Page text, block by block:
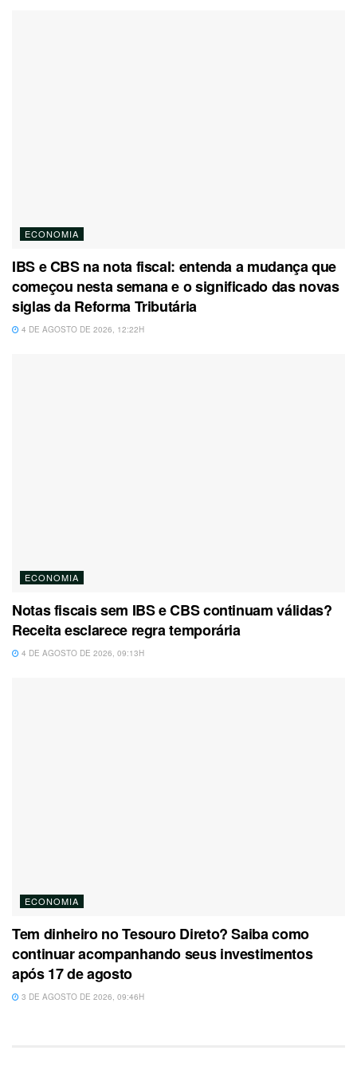
ECONOMIA
IBS e CBS na nota fiscal: entenda a mudança que
começou nesta semana e o significado das novas
siglas da Reforma Tributária
4 DE AGOSTO DE 2026, 12:22H
ECONOMIA
Notas fiscais sem IBS e CBS continuam válidas?
Receita esclarece regra temporária
4 DE AGOSTO DE 2026, 09:13H
ECONOMIA
Tem dinheiro no Tesouro Direto? Saiba como
continuar acompanhando seus investimentos
após 17 de agosto
3 DE AGOSTO DE 2026, 09:46H